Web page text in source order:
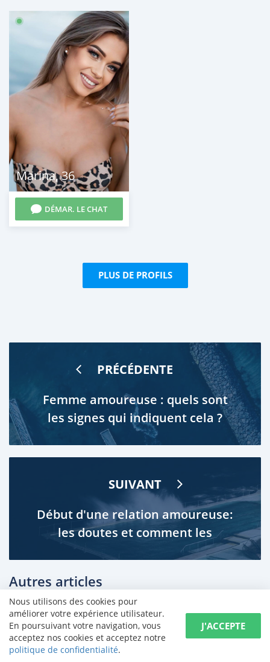
Marina,36
DÉMAR. LE CHAT
PLUS DE PROFILS
PRÉCÉDENTE
Femme amoureuse : quels sont
les signes qui indiquent cela ?
SUIVANT
Début d'une relation amoureuse:
les doutes et comment les
Autres articles
Nous utilisons des cookies pour
améliorer votre expérience utilisateur.
En poursuivant votre navigation, vous
acceptez nos cookies et acceptez notre
politique de confidentialité.
J'ACCEPTE